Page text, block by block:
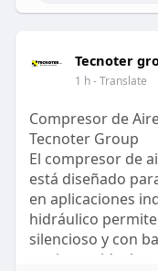
Tecnoter
1 h- Translate
Compresor de
Tecnoter Group
El compresor de
está diseñado
en aplicaciones
hidráulico
silencioso y con
equipo es ideal